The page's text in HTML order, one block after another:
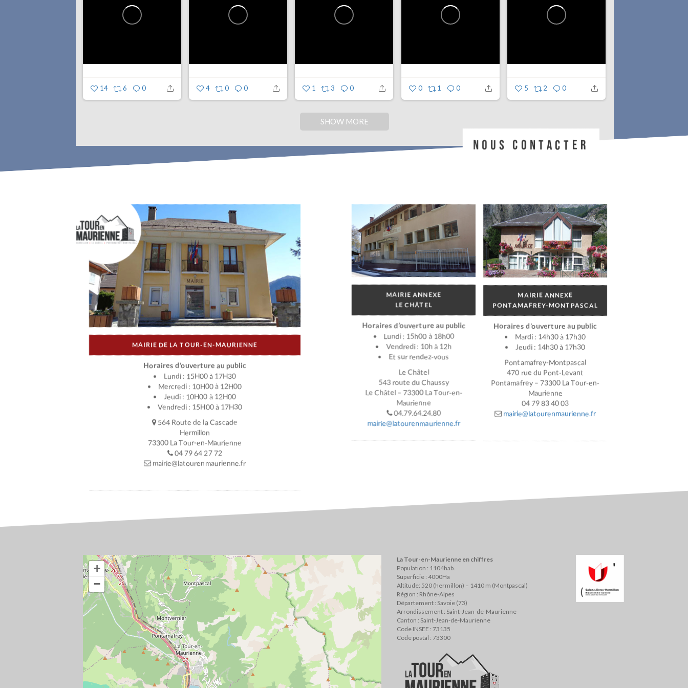
14 6 0 4 0 0 1 3 0 0 1 0 5 2 0
SHOW MORE
NOUS CONTACTER
MAIRIE DE LA TOUR-EN-MAURIENNE
Horaires d’ouverture au public
Lundi : 15H00 à 17H30
Mercredi : 10H00 à 12H00
Jeudi : 10H00 à 12H00
Vendredi : 15H00 à 17H30
564 Route de la Cascade
Hermillon
73300 La Tour-en-Maurienne
04 79 64 27 72
mairie@latourenmaurienne.fr
MAIRIE ANNEXE
LE CHÂTEL
Horaires d’ouverture au public
Lundi : 15h00 à 18h00
Vendredi : 10h à 12h
Et sur rendez-vous
Le Châtel
543 route du Chaussy
Le Châtel – 73300 La Tour-en-
Maurienne
04.79.64.24.80
mairie@latourenmaurienne.fr
MAIRIE ANNEXE
PONTAMAFREY-MONTPASCAL
Horaires d’ouverture au public
Mardi : 14h30 à 17h30
Jeudi : 14h30 à 17h30
Pontamafrey-Montpascal
470 rue du Pont-Levant
Pontamafrey – 73300 La Tour-en-
Maurienne
04 79 83 40 03
mairie@latourenmaurienne.fr
+
−
La Tour-en-Maurienne en chiffres
Population : 1104hab.
Superficie : 4000Ha
Altitude: 520 (hermillon) – 1410 m (Montpascal)
Région : Rhône-Alpes
Département : Savoie (73)
Arrondissement : Saint-Jean-de-Maurienne
Canton : Saint-Jean-de-Maurienne
Code INSEE : 73135
Code postal : 73300